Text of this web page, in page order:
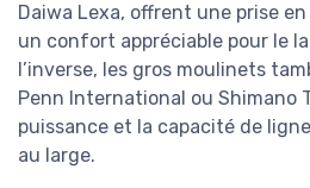
Daiwa Lexa, offrent une prise
un confort appréciable pour le
l’inverse, les gros moulinets
Penn International ou Shimano
puissance et la capacité de
au large.